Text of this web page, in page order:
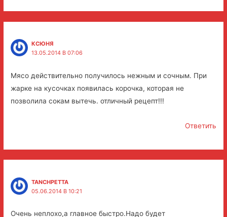
КСЮНЯ
13.05.2014 В 07:06
Мясо действительно получилось нежным и сочным. При
жарке на кусочках появилась корочка, которая не
позволила сокам вытечь. отличный рецепт!!!
Ответить
TANCHPETTA
05.06.2014 В 10:21
Очень неплохо,а главное быстро.Надо будет